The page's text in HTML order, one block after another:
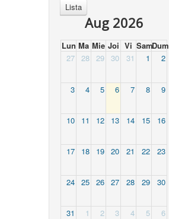
Lista
Aug 2026
Lun Ma Mie Joi Vi SamDum
27
28 29 30 31 1 2
3 4 5 6 7 8 9
10 11 12 13 14 15 16
17 18 19 20 21 22 23
24 25 26 27 28 29 30
31 1 2 3 4 5 6